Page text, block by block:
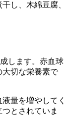
し、木綿豆腐、
します。赤血球
大切な栄養素で
量を増やしてく
とされていま